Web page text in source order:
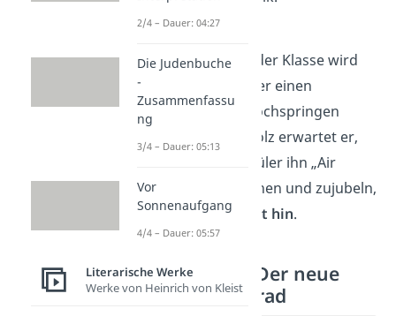
Kapitel 8
Maiks Stellung in der Klasse wird
auch deutlich, als er einen
Schulrekord im Hochspringen
aufstellt. Voller Stolz erwartet er,
dass seine Mitschüler ihn „Air
Klingenberg“ nennen und zujubeln,
dochkeiner schaut hin.
Kapitel 9-11: Der neue
Klassenkamerad
2/4 – Dauer: 04:27
Die Judenbuche
-
Zusammenfassu
ng
3/4 – Dauer: 05:13
Vor
Sonnenaufgang
4/4 – Dauer: 05:57
Literarische Werke
Werke von Heinrich von Kleist